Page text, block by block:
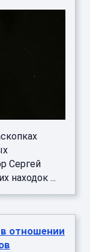
Сергей
находок ...
отношении